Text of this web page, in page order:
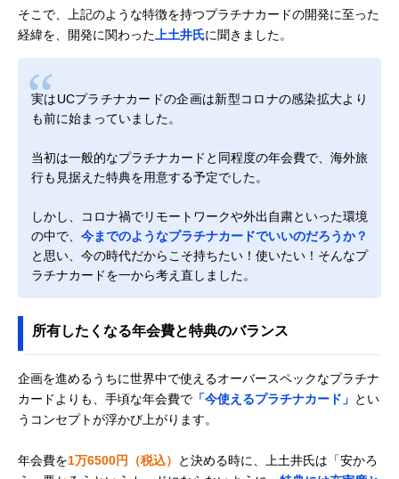
そこで、上記のような特徴を持つプラチナカードの開発に至った
経緯を、開発に関わった 上土井氏に聞きました。
実はUCプラチナカードの企画は新型コロナの感染拡大より
も前に始まっていました。
当初は一般的なプラチナカードと同程度の年会費で、海外旅
行も見据えた特典を用意する予定でした。
しかし、コロナ禍でリモートワークや外出自粛といった環境
の中で、 今までのようなプラチナカードでいいのだろうか？
と思い、今の時代だからこそ持ちたい！使いたい！そんなプ
ラチナカードを一から考え直しました。
所有したくなる年会費と特典のバランス
企画を進めるうちに世界中で使えるオーバースペックなプラチナ
カードよりも、手頃な年会費で 「今使えるプラチナカード」 とい
うコンセプトが浮かび上がります。
年会費を1万6500円（税込）
と決める時に、上土井氏は「安かろ